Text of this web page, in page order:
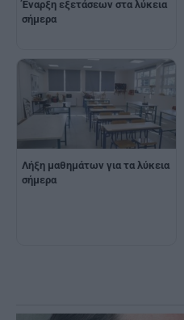
Έναρξη εξετάσεων στα λύκεια
σήμερα
Λήξη μαθημάτων για τα λύκεια
σήμερα